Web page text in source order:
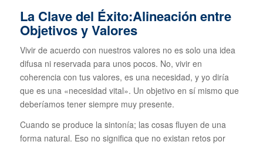
La Clave del Éxito:Alineación entre
Objetivos y Valores
Vivir de acuerdo con nuestros valores no es solo una idea
difusa ni reservada para unos pocos. No, vivir en
coherencia con tus valores, es una necesidad, y yo diría
que es una «necesidad vital». Un objetivo en sí mismo que
deberíamos tener siempre muy presente.
Cuando se produce la sintonía; las cosas fluyen de una
forma natural. Eso no significa que no existan retos por